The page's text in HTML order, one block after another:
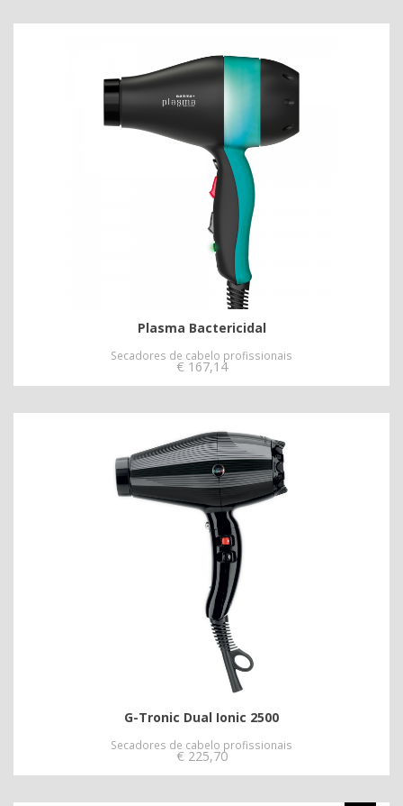
Plasma Bactericidal
Secadores de cabelo profissionais
€ 167,14
G-Tronic Dual Ionic 2500
Secadores de cabelo profissionais
€ 225,70